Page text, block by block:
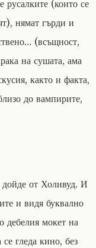
русалките (които се
нямат гърди и
(всъщност,
на сушата, ама
както и факта,
до вампирите,
от Холивуд. И
и видя буквално
дебелия мокет на
гледа кино, без